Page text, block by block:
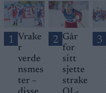
1 Vrake
r
verde
nsmes
ter –
2 Går
for
sitt
sjette
strake
3